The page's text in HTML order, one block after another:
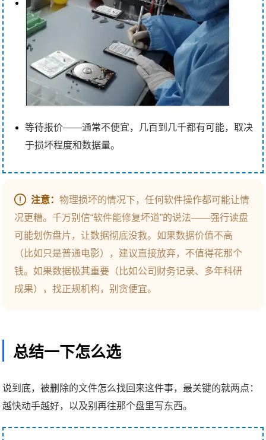
等待报价——通常不便宜，几百到几千都有可能，取决
于损坏程度和数据量。
注意：物理损坏的情况下，任何软件操作都可能让情
况更糟。千万别信“软件能修复坏道”的说法——强行读盘
可能划伤盘片，让数据彻底没救。如果数据价值不高
（比如只是普通电影），建议直接放弃，不值得花那个
钱。如果数据极其重要（比如公司财务记录、多年科研
成果），找正规机构，别贪便宜。
总结一下怎么选
说到底，被删除的文件怎么找回来这件事，最关键的就两点：
越快动手越好，以及别再往那个盘里写东西。